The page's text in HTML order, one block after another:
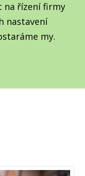
na řízení firmy
nastavení
my.